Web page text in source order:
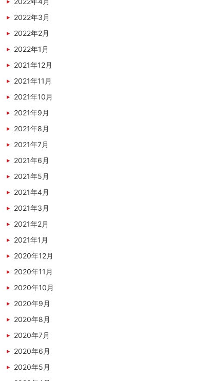
2022年3月
2022年2月
2022年1月
2021年12月
2021年11月
2021年10月
2021年9月
2021年8月
2021年7月
2021年6月
2021年5月
2021年4月
2021年3月
2021年2月
2021年1月
2020年12月
2020年11月
2020年10月
2020年9月
2020年8月
2020年7月
2020年6月
2020年5月